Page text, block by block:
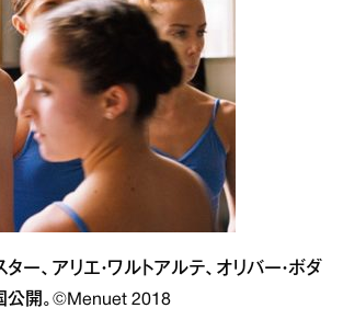
、アリエ・ワルトアルテ、オリバー・ボダ
公開。©Menuet 2018